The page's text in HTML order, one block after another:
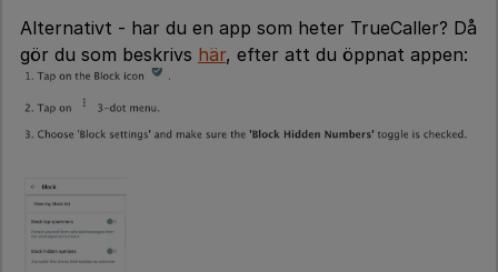
Alternativt - har du en app som heter TrueCaller? Då
gör du som beskrivs här, efter att du öppnat appen: